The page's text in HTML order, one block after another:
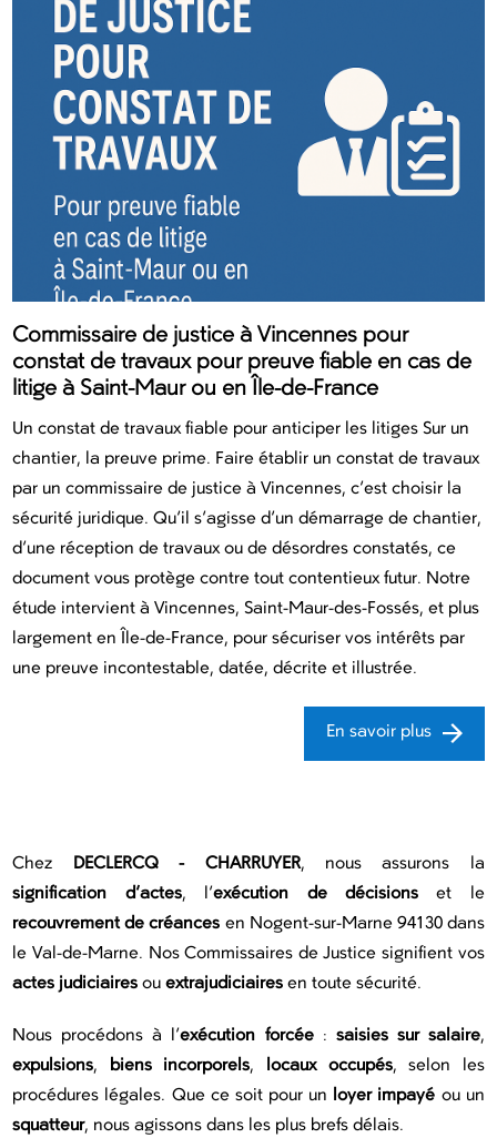
Commissaire de justice à Vincennes pour
constat de travaux pour preuve fiable en cas de
litige à Saint-Maur ou en Île-de-France
Un constat de travaux fiable pour anticiper les litiges Sur un
chantier, la preuve prime. Faire établir un constat de travaux
par un commissaire de justice à Vincennes, c’est choisir la
sécurité juridique. Qu’il s’agisse d’un démarrage de chantier,
d’une réception de travaux ou de désordres constatés, ce
document vous protège contre tout contentieux futur. Notre
étude intervient à Vincennes, Saint-Maur-des-Fossés, et plus
largement en Île-de-France, pour sécuriser vos intérêts par
une preuve incontestable, datée, décrite et illustrée.
En savoir plus
Chez DECLERCQ - CHARRUYER, nous assurons la
signification d’actes, l’exécution de décisionset le
recouvrement de créances en Nogent-sur-Marne 94130 dans
le Val-de-Marne. Nos Commissaires de Justice signifient vos
actes judiciaires ouextrajudiciaires en toute sécurité.
Nous procédons à l’exécution forcée: saisies sur salaire,
expulsions, biens incorporels, locaux occupés, selon les
procédures légales. Que ce soit pour un
loyer impayé ou un
squatteur, nous agissons dans les plus brefs délais.